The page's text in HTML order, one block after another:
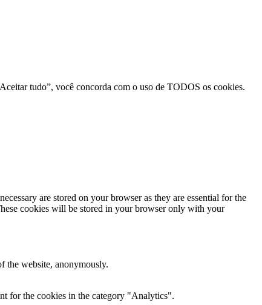
tudo”, você concorda com o uso de TODOS os cookies.
are stored on your browser as they are essential for the
cookies will be stored in your browser only with your
the website, anonymously.
for the cookies in the category "Analytics".